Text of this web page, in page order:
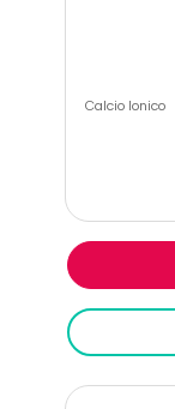
Calcio Ionico